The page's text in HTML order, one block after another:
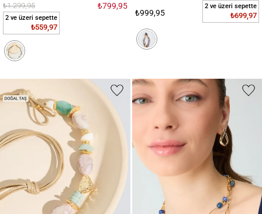
₺1.299,95 ₺799,95
2 ve üzeri sepette
₺559,97
₺999,95
2 ve üzeri sepette
₺699,97